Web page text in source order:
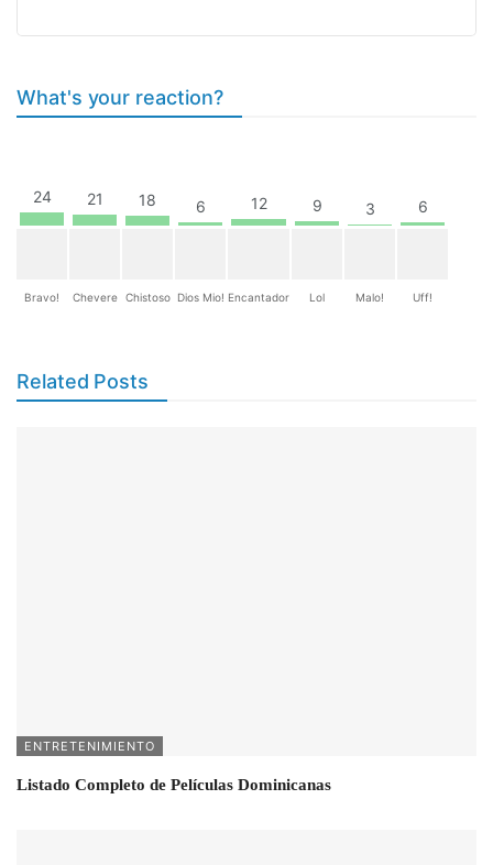
What's your reaction?
24
Bravo!
21
Chevere
18
Chistoso
6
Dios Mio!
12
Encantador
9
Lol
3
Malo!
6
Uff!
Related Posts
ENTRETENIMIENTO
Listado Completo de Películas Dominicanas